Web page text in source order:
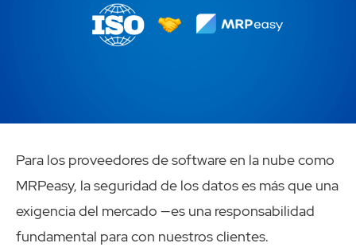
Para los proveedores de software en la nube como
MRPeasy, la seguridad de los datos es más que una
exigencia del mercado —es una responsabilidad
fundamental para con nuestros clientes.